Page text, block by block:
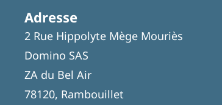
Adresse
2 Rue Hippolyte Mège Mouriès
Domino SAS
ZA du Bel Air
78120, Rambouillet